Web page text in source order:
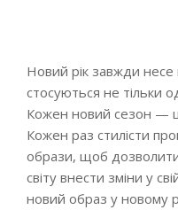
Новий рік завжди несе
стосуються не тільки
Кожен новий сезон —
Кожен раз стилісти
образи, щоб
світу внести зміни у
новий образ у новому